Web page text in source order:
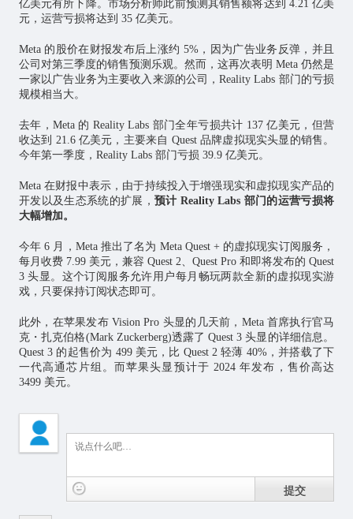
亿美元有所下降。市场分析师此前预测其销售额将达到 4.21 亿美
元，运营亏损将达到 35 亿美元。
Meta 的股价在财报发布后上涨约 5%，因为广告业务反弹，并且
公司对第三季度的销售预测乐观。然而，这再次表明 Meta 仍然是
一家以广告业务为主要收入来源的公司，Reality Labs 部门的亏损
规模相当大。
去年，Meta 的 Reality Labs 部门全年亏损共计 137 亿美元，但营
收达到 21.6 亿美元，主要来自 Quest 品牌虚拟现实头显的销售。
今年第一季度，Reality Labs 部门亏损 39.9 亿美元。
Meta 在财报中表示，由于持续投入于增强现实和虚拟现实产品的
开发以及生态系统的扩展， 预计 Reality Labs 部门的运营亏损将
大幅增加。
今年 6 月，Meta 推出了名为 Meta Quest + 的虚拟现实订阅服务，
每月收费 7.99 美元，兼容 Quest 2、Quest Pro 和即将发布的 Quest
3 头显。这个订阅服务允许用户每月畅玩两款全新的虚拟现实游
戏，只要保持订阅状态即可。
此外，在苹果发布 Vision Pro 头显的几天前，Meta 首席执行官马
克・扎克伯格(Mark Zuckerberg)透露了 Quest 3 头显的详细信息。
Quest 3 的起售价为 499 美元，比 Quest 2 轻薄 40%，并搭载了下
一代高通芯片组。而苹果头显预计于 2024 年发布，售价高达
3499 美元。
提交